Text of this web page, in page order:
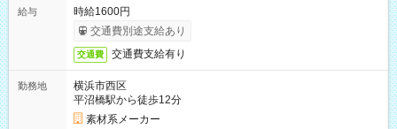
給与
時給1600円
交通費別途支給あり
交通費 交通費支給有り
勤務地
横浜市西区
平沼橋駅から徒歩12分
素材系メーカー